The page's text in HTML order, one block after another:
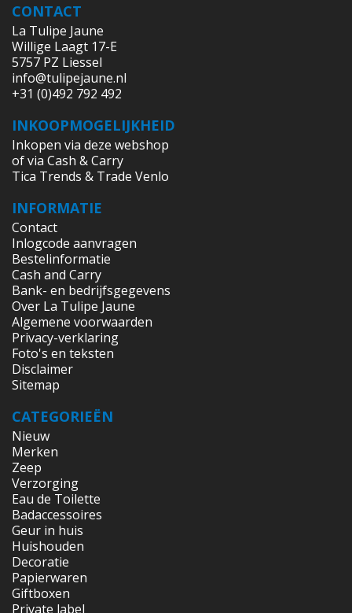
CONTACT
La Tulipe Jaune
Willige Laagt 17-E
5757 PZ Liessel
info@tulipejaune.nl
+31 (0)492 792 492
INKOOPMOGELIJKHEID
Inkopen via deze webshop
of via Cash & Carry
Tica Trends & Trade Venlo
INFORMATIE
Contact
Inlogcode aanvragen
Bestelinformatie
Cash and Carry
Bank- en bedrijfsgegevens
Over La Tulipe Jaune
Algemene voorwaarden
Privacy-verklaring
Foto's en teksten
Disclaimer
Sitemap
CATEGORIEËN
Nieuw
Merken
Zeep
Verzorging
Eau de Toilette
Badaccessoires
Geur in huis
Huishouden
Decoratie
Papierwaren
Giftboxen
Private label